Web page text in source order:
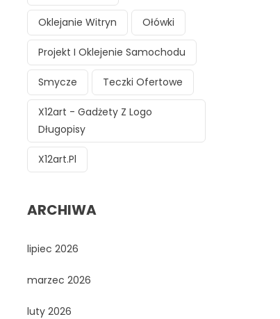
Oklejanie Witryn Ołówki
Projekt I Oklejenie Samochodu
Smycze Teczki Ofertowe
X12art - Gadżety Z Logo
Długopisy
X12art.pl
ARCHIWA
lipiec 2026
marzec 2026
luty 2026